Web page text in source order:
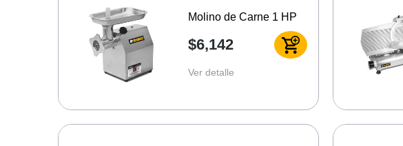
Molino de Carne 1 HP
$6,142
Ver detalle